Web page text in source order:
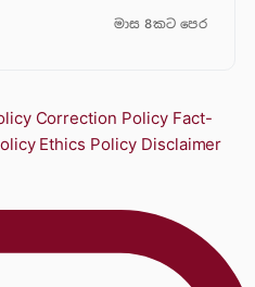
මාස 8කට පෙර
Correction Policy Fact-
Ethics Policy Disclaimer